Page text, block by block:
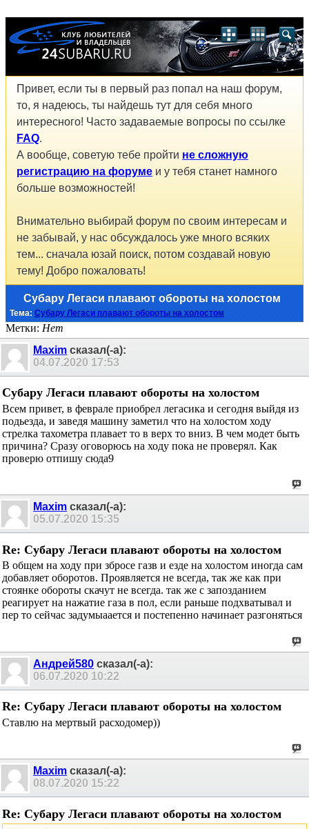
Привет, если ты в первый раз попал на наш форум,
то, я надеюсь, ты найдешь тут для себя много
интересного! Часто задаваемые вопросы по ссылке
FAQ.
А вообще, советую тебе пройти не сложную
регистрацию на форуме и у тебя станет намного
больше возможностей!
Внимательно выбирай форум по своим интересам и
не забывай, у нас обсуждалось уже много всяких
тем... сначала юзай поиск, потом создавай новую
тему! Добро пожаловать!
Субару Легаси плавают обороты на холостом
Тема: Субару Легаси плавают обороты на холостом
Метки: Нет
Maxim сказал(-а):
04.07.2020 17:53
Субару Легаси плавают обороты на холостом
Всем привет, в феврале приобрел легасика и сегодня выйдя из
подьезда, и заведя машину заметил что на холостом ходу
стрелка тахометра плавает то в верх то вниз. В чем модет быть
причина? Сразу оговорюсь на ходу пока не проверял. Как
проверю отпишу сюда9
Maxim сказал(-а):
05.07.2020 15:35
Re: Субару Легаси плавают обороты на холостом
В общем на ходу при збросе газв и езде на холостом иногда сам
добавляет оборотов. Проявляется не всегда, так же как при
стоянке обороты скачут не всегда. так же с запозданием
реагирует на нажатие газа в пол, если раньше подхватывал и
пер то сейчас задумыаается и постепенно начинает разгоняться
Андрей580 сказал(-а):
06.07.2020 10:22
Re: Субару Легаси плавают обороты на холостом
Ставлю на мертвый расходомер))
Maxim сказал(-а):
08.07.2020 15:22
Re: Субару Легаси плавают обороты на холостом